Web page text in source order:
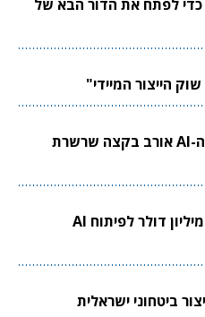
כדי לפתח את הדור הבא של
צוואר הבקבוק הבא בשוק ה-AI אורב בקצה שרשרת
Limitless Labs גייסה 20 מיליון דולר לפיתוח AI